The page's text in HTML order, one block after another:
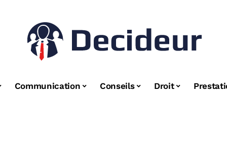
Communication Conseils Droit